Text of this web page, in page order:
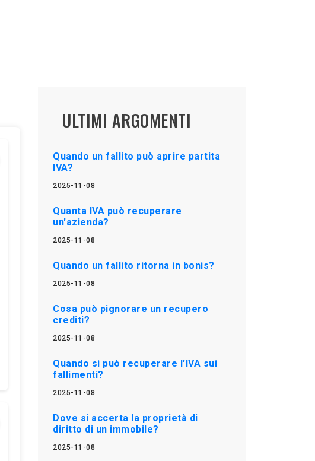
ULTIMI ARGOMENTI
Quando un fallito può aprire partita
IVA?
2025-11-08
Quanta IVA può recuperare
un'azienda?
2025-11-08
Quando un fallito ritorna in bonis?
2025-11-08
Cosa può pignorare un recupero
crediti?
2025-11-08
Quando si può recuperare l'IVA sui
fallimenti?
2025-11-08
Dove si accerta la proprietà di
diritto di un immobile?
2025-11-08